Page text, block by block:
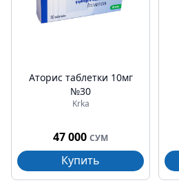
Аторис таблетки 10мг
№30
Krka
47 000 СУМ
Купить